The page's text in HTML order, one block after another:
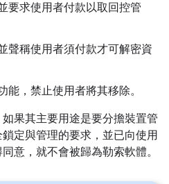
要求使用者付款以取回控管
聲稱使用者須付款才可解密資
能，禁止使用者將其移除。
果其主要用途是要分擔裝置管
定與管理的要求，並已向使用
意，就不會被歸為勒索軟體。